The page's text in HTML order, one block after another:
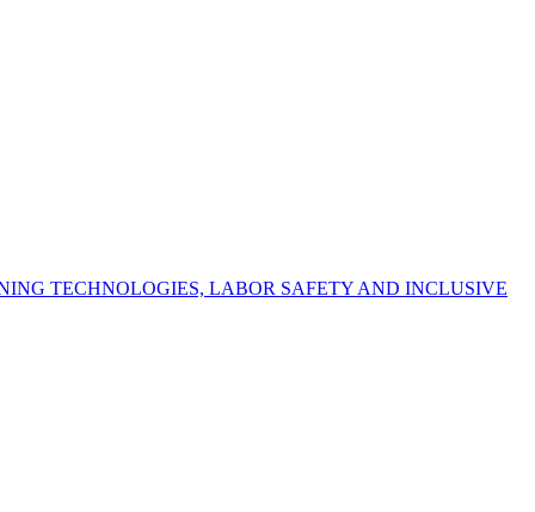
LABOR SAFETY AND INCLUSIVE